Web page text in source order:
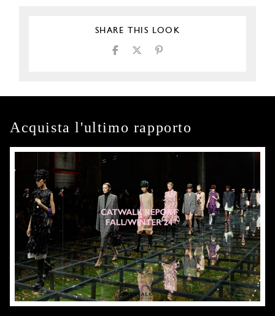
SHARE THIS LOOK
Acquista l'ultimo rapporto